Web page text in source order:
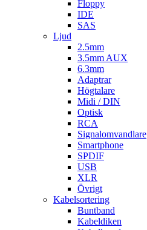
Floppy
IDE
SAS
Ljud
2.5mm
3.5mm AUX
6.3mm
Adaptrar
Högtalare
Midi / DIN
Optisk
RCA
Signalomvandlare
Smartphone
SPDIF
USB
XLR
Övrigt
Kabelsortering
Buntband
Kabeldiken